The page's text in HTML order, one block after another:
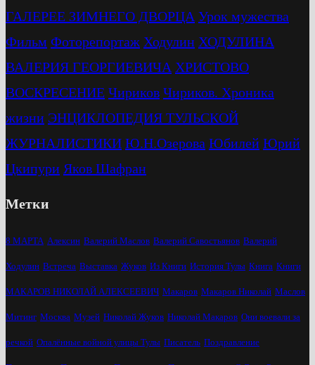
ГАЛЕРЕЕ ЗИМНЕГО ДВОРЦА Урок мужества
Фильм Фоторепортаж Ходулин ХОДУЛИНА
ВАЛЕРИЯ ГЕОРГИЕВИЧА ХРИСТОВО
ВОСКРЕСЕНИЕ Чириков Чириков. Хроника
жизни ЭНЦИКЛОПЕДИЯ ТУЛЬСКОЙ
ЖУРНАЛИСТИКИ Ю.Н.Озерова Юбилей Юрий
Цкипури Яков Шафран
Метки
8 МАРТА Алексин Валерий Маслов Валерий Савостьянов Валерий
Ходулин Встреча Выставка Жуков Из Книги История Тулы Книга Книги
МАКАРОВ НИКОЛАЙ АЛЕКСЕЕВИЧ Макаров Макаров Николай Маслов
Митинг Москва Музей Николай Жуков Николай Макаров Они воевали за
речкой Опалённые войной улицы Тулы Писатель Поздравление